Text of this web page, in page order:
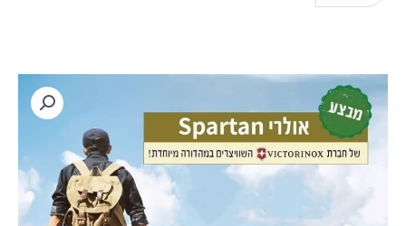
של
Spartan,
מהדורה
מיוחדת